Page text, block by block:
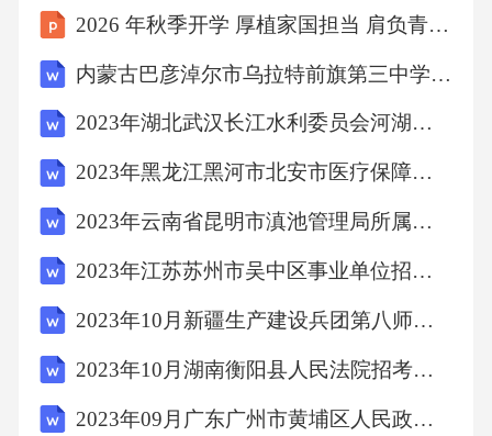
2026 年秋季开学 厚植家国担当 肩负青年时代重任
内蒙古巴彦淖尔市乌拉特前旗第三中学2025-2026学年七年级上学期12月教学质量检测数学试卷（含答案）
2023年湖北武汉长江水利委员会河湖保护与建设运行安全中心招聘9人高频考点历年难、易点深度预测（共500题含答案解析）模拟试卷
2023年黑龙江黑河市北安市医疗保障局选聘医疗保障基金社会监督员高频考点历年难、易点深度预测（共500题含答案解析）模拟试卷
2023年云南省昆明市滇池管理局所属事业单位招聘5人高频考点历年难、易点深度预测（共500题含答案解析）模拟试卷
2023年江苏苏州市吴中区事业单位招聘71人高频考点历年难、易点深度预测（共500题含答案解析）模拟试卷
2023年10月新疆生产建设兵团第八师石河子市第二次“千名硕博智汇石城”引进201名事业单位人才笔试历年难易错点考题荟萃附带答案详解
2023年10月湖南衡阳县人民法院招考聘用聘用制书记员笔试历年难易错点考题荟萃附带答案详解
2023年09月广东广州市黄埔区人民政府红山街道办事处公开招聘工作人员1人笔试历年高频考点试题含答案带详解